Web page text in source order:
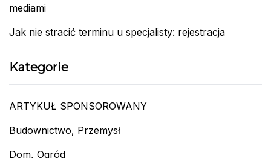
mediami
Jak nie stracić terminu u specjalisty: rejestracja
Kategorie
ARTYKUŁ SPONSOROWANY
Budownictwo, Przemysł
Dom, Ogród